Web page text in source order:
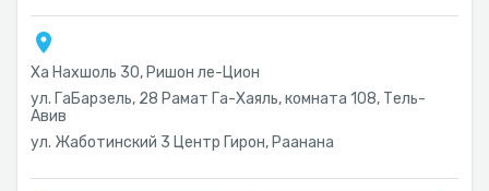
Ха Нахшоль 30, Ришон ле-Цион
ул. ГаБарзель, 28 Рамат Гa-Хаяль, комната 108, Тель-
Авив‎
ул. Жаботинский 3 Центр Гирон, Раанана